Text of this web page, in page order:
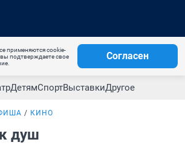
применяются cookie-
подтверждаете свое
Согласен
ДетямСпортВыставкиДругое
КИНО
душ